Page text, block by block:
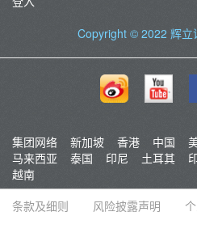
Copyright © 2022 辉立
集团网络 新加坡 香港 中国
马来西亚
泰国 印尼 土耳其
越南
条款及细则
风险披露声明